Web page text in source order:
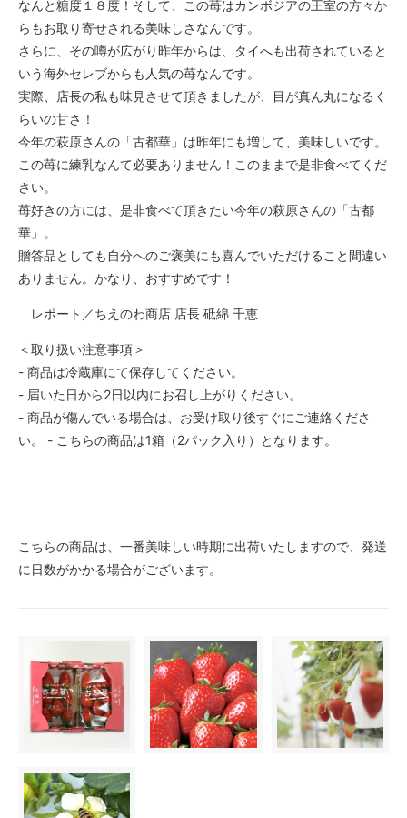
なんと糖度１８度！そして、この苺はカンボジアの王室の方々か
らもお取り寄せされる美味しさなんです。
さらに、その噂が広がり昨年からは、タイへも出荷されていると
いう海外セレブからも人気の苺なんです。
実際、店長の私も味見させて頂きましたが、目が真ん丸になるく
らいの甘さ！
今年の萩原さんの「古都華」は昨年にも増して、美味しいです。
この苺に練乳なんて必要ありません！このままで是非食べてくだ
さい。
苺好きの方には、是非食べて頂きたい今年の萩原さんの「古都
華」。
贈答品としても自分へのご褒美にも喜んでいただけること間違い
ありません。かなり、おすすめです！
レポート／ちえのわ商店 店長 砥綿 千恵
＜取り扱い注意事項＞
- 商品は冷蔵庫にて保存してください。
- 届いた日から2日以内にお召し上がりください。
- 商品が傷んでいる場合は、お受け取り後すぐにご連絡くださ
い。 - こちらの商品は1箱（2パック入り）となります。
こちらの商品は、一番美味しい時期に出荷いたしますので、発送
に日数がかかる場合がございます。